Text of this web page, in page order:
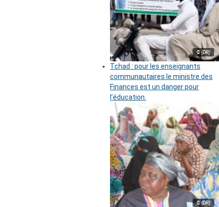
© (DR)
Tchad : pour les enseignants
communautaires le ministre des
Finances est un danger pour
l’éducation.
© (DR)